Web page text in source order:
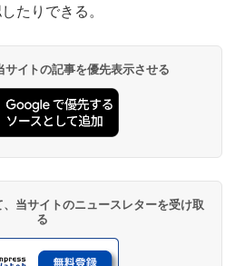
たりできる。
イトの記事を優先表示させる
当サイトのニュースレターを受け取
る